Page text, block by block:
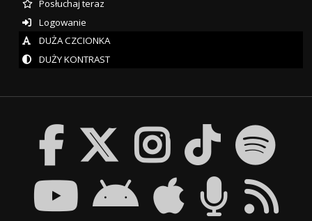
Posłuchaj teraz
Logowanie
DUŻA CZCIONKA
DUŻY KONTRAST